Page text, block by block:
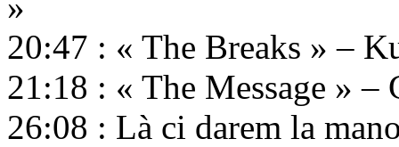
20:47 : « The Breaks » –
21:18 : « The Message » –
26:08 : Là ci darem la